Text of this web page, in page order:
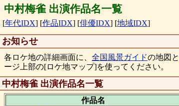
中村梅雀 出演作品名一覧
[年代IDX] [作品IDX] [俳優IDX] [地域IDX]
お知らせ
各ロケ地の詳細画面に、 全国風景ガイドの地図と
ージ上部の[ロケ地マップ]を使ってください。
中村梅雀 出演作品名一覧
作品名